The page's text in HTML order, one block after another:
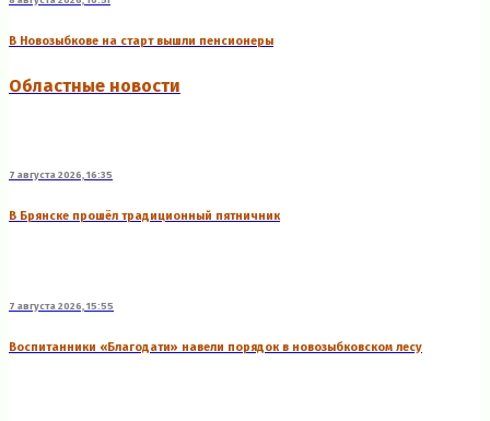
В Новозыбкове на старт вышли пенсионеры
Областные новости
7 августа 2026, 16:35
В Брянске прошёл традиционный пятничник
7 августа 2026, 15:55
Воспитанники «Благодати» навели порядок в новозыбковском лесу